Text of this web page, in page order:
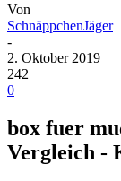
Von
SchnäppchenJäger
-
2. Oktober 2019
242
0
box fuer
Vergleich -